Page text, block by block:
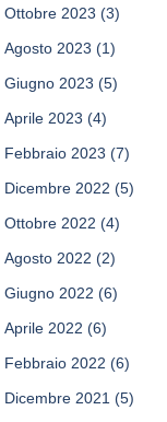
Ottobre 2023 (3)
Agosto 2023 (1)
Giugno 2023 (5)
Aprile 2023 (4)
Febbraio 2023 (7)
Dicembre 2022 (5)
Ottobre 2022 (4)
Agosto 2022 (2)
Giugno 2022 (6)
Aprile 2022 (6)
Febbraio 2022 (6)
Dicembre 2021 (5)